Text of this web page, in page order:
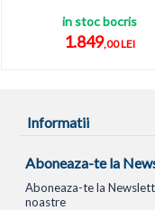
in stoc bocris
1.849,00 LEI
Informatii
Aboneaza-te la
Aboneaza-te la
noastre